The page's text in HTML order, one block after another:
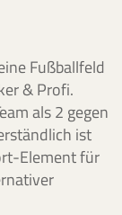
Fußballfeld
& Profi.
als 2 gegen
ist
Element für